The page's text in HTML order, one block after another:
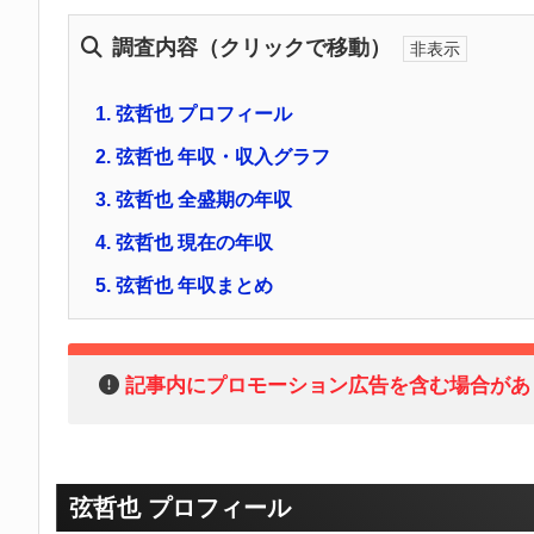
調査内容（クリックで移動）
1. 弦哲也 プロフィール
2. 弦哲也 年収・収入グラフ
3. 弦哲也 全盛期の年収
4. 弦哲也 現在の年収
5. 弦哲也 年収まとめ
記事内にプロモーション広告を含む場合が
弦哲也 プロフィール